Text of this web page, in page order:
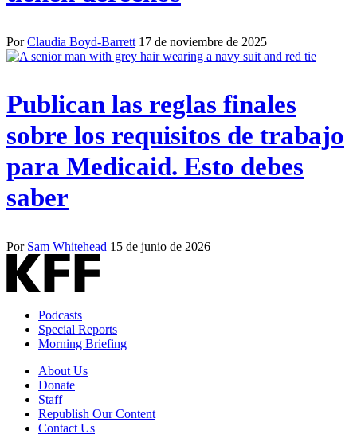
PorClaudia Boyd-Barrett 17 de noviembre de 2025
Publican las reglas finales
sobre los requisitos de trabajo
para Medicaid. Esto debes
saber
Por Sam Whitehead 15 de junio de 2026
Podcasts
Special Reports
Morning Briefing
About Us
Donate
Staff
Republish Our Content
Contact Us